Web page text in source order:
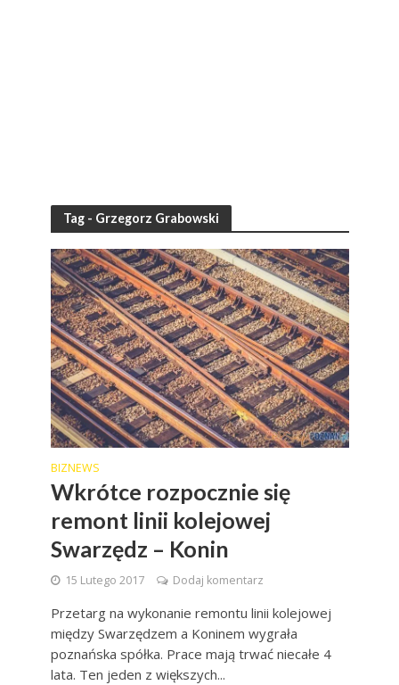
Tag - Grzegorz Grabowski
BIZNEWS
Wkrótce rozpocznie się
remont linii kolejowej
Swarzędz – Konin
15 Lutego 2017 Dodaj komentarz
Przetarg na wykonanie remontu linii kolejowej
między Swarzędzem a Koninem wygrała
poznańska spółka. Prace mają trwać niecałe 4
lata. Ten jeden z większych...